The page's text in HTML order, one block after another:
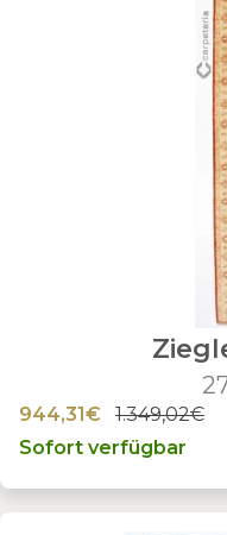
944,31€
1.349,02€
Sofort verfügbar